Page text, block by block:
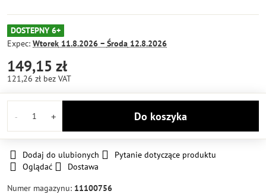
DOSTEPNY 6+
Expec: Wtorek 11.8.2026 − Środa 12.8.2026
149,15 zł
121,26 zł bez VAT
Do koszyka
Dodaj do ulubionych
Pytanie dotyczące produktu
Oglądać
Dostawa
Numer magazynu: 11100756